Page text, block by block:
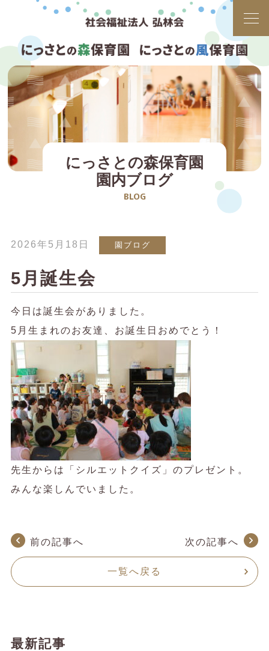
にっさとの森保育園
園内ブログ
BLOG
2026年5月18日 園ブログ
5月誕生会
今日は誕生会がありました。
5月生まれのお友達、お誕生日おめでとう！
先生からは「シルエットクイズ」のプレゼント。
みんな楽しんでいました。
前の記事へ
一覧へ戻る
次の記事へ
最新記事